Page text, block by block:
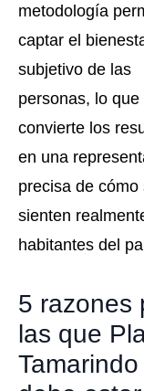
metodología
captar el
subjetivo de las
personas, lo que
convierte los
en una
precisa de cómo
sienten
habitantes del
5 razones
las que
Tamarindo